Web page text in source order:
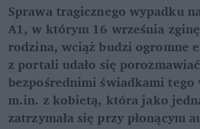
Sprawa tragicznego wypadku
A1, w którym 16 września
rodzina, wciąż budzi ogromne
z portali udało się
bezpośrednimi świadkami tego
m.in. z kobietą, która jako
zatrzymała się przy płonącym